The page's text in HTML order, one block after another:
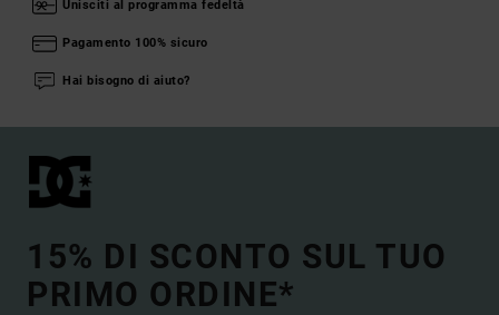
Unisciti al programma fedeltà
Pagamento 100% sicuro
Hai bisogno di aiuto?
15% DI SCONTO SUL TUO
PRIMO ORDINE*